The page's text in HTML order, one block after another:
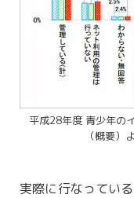
平成28年度 青少年の
（概要）
実際に行なってい